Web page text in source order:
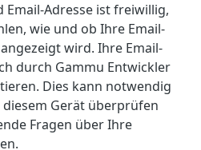
Email-Adresse ist freiwillig,
wie und ob Ihre Email-
wird. Ihre Email-
durch Gammu Entwickler
Dies kann notwendig
Gerät überprüfen
Fragen über Ihre